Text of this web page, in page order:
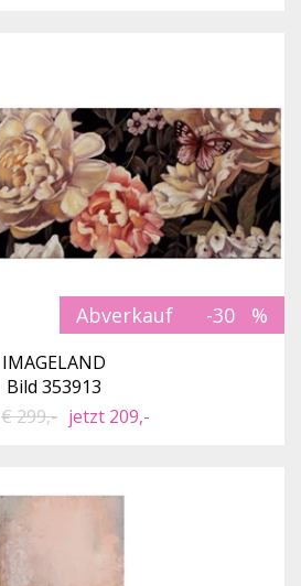
Abverkauf -30
IMAGELAND
Bild 353913
€ 299,- jetzt 209,-